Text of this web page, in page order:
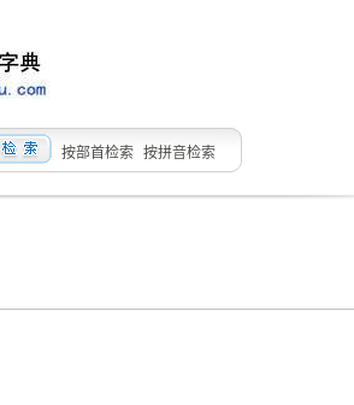
按部首检索 按拼音检索